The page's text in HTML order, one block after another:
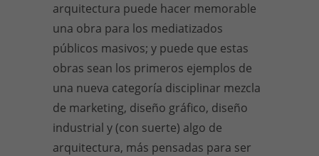
arquitectura puede hacer memorable
una obra para los mediatizados
públicos masivos; y puede que estas
obras sean los primeros ejemplos de
una nueva categoría disciplinar mezcla
de marketing, diseño gráfico, diseño
industrial y (con suerte) algo de
arquitectura, más pensadas para ser